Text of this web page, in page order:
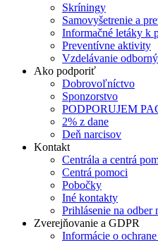
Skríningy
Samovyšetrenie a
Informačné letáky k
Preventívne aktivity
Vzdelávanie
Ako podporiť
Dobrovoľníctvo
Sponzorstvo
PODPORUJEM
2% z dane
Deň narcisov
Kontakt
Centrála a centrá
Centrá pomoci
Pobočky
Iné kontakty
Prihlásenie na odber
Zverejňovanie a GDPR
Informácie o